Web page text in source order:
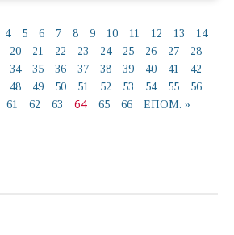
4 5 6 7 8 9 10 11 12 13
14
20 21 22 23 24 25 26 27
28
34 35 36 37 38 39 40 41
42
48 49 50 51 52 53 54 55
56
61 62 63 64 65 66 ΕΠΟΜ. »